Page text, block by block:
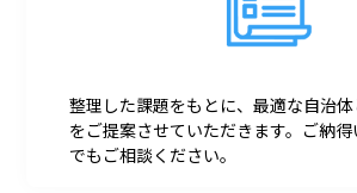
整理した課題をもとに、最適な自治
をご提案させていただきます。ご納
でもご相談ください。